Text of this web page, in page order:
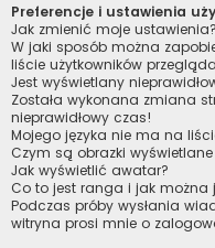
Preferencje i ustawienia
Jak zmienić moje ustawienia?
W jaki sposób można
liście użytkowników
Jest wyświetlany
Została wykonana zmiana
nieprawidłowy czas!
Mojego języka nie ma na
Czym są obrazki
Jak wyświetlić awatar?
Co to jest ranga i jak można
Podczas próby wysłania
witryna prosi mnie o